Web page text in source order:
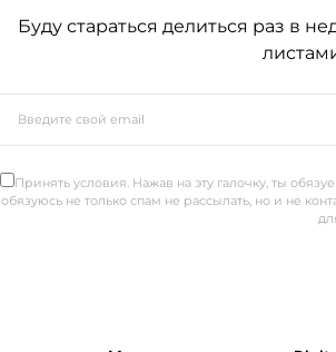
Буду стараться делиться раз в
Принять условия. Нажав на эту галочку, ты
обязуюсь не только спам не рассылать, но и не